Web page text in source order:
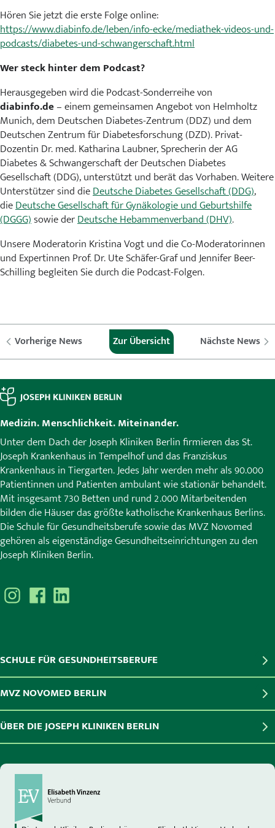
Hören Sie jetzt die erste Folge online:
https://www.diabinfo.de/leben/info-ecke/mediathek-videos-und-
podcasts/diabetes-und-schwangerschaft.html
Wer steck hinter dem Podcast?
Herausgegeben wird die Podcast-Sonderreihe von
diabinfo.de– einem gemeinsamen Angebot von Helmholtz
Munich, dem Deutschen Diabetes-Zentrum (DDZ) und dem
Deutschen Zentrum für Diabetesforschung (DZD). Privat-
Dozentin Dr. med. Katharina Laubner, Sprecherin der AG
Diabetes & Schwangerschaft der Deutschen Diabetes
Gesellschaft (DDG), unterstützt und berät das Vorhaben. Weitere
Unterstützer sind dieDeutsche Diabetes Gesellschaft (DDG),
dieDeutsche Gesellschaft für Gynäkologie und Geburtshilfe
(DGGG)sowie derDeutsche Hebammenverband (DHV).
Unsere Moderatorin Kristina Vogt und die Co-Moderatorinnen
und Expertinnen Prof. Dr. Ute Schäfer-Graf und Jennifer Beer-
Schilling begleiten Sie durch die Podcast-Folgen.
Vorherige News Zur Übersicht Nächste News
Medizin. Menschlichkeit. Miteinander.
Unter dem Dach der Joseph Kliniken Berlin firmieren das St.
Joseph Krankenhaus in Tempelhof und das Franziskus
Krankenhaus in Tiergarten. Jedes Jahr werden mehr als 90.000
Patientinnen und Patienten ambulant wie stationär behandelt.
Mit insgesamt 730 Betten und rund 2.000 Mitarbeitenden
bilden die Häuser das größte katholische Krankenhaus Berlins.
Die Schule für Gesundheitsberufe sowie das MVZ Novomed
gehören als eigenständige Gesundheitseinrichtungen zu den
Joseph Kliniken Berlin.
SCHULE FÜR GESUNDHEITSBERUFE
MVZ NOVOMED BERLIN
ÜBER DIE JOSEPH KLINIKEN BERLIN